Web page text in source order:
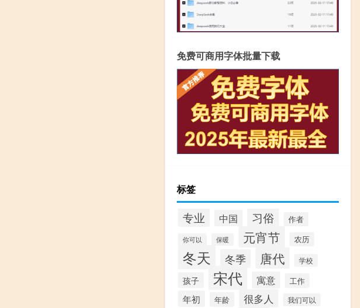
免费可商用字体批量下载
标签
专业 中国 习俗 作者
你可以 保暖 元宵节 农历
冬天 冬季 唐代 学校
孩子 宋代 寓意 工作
年初 年龄 很多人 我们可以